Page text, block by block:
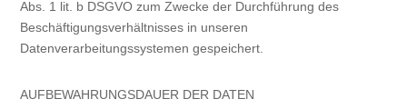
Abs. 1 lit. b DSGVO zum Zwecke der Durchführung des
Beschäftigungsverhältnisses in unseren
Datenverarbeitungssystemen gespeichert.
AUFBEWAHRUNGSDAUER DER DATEN